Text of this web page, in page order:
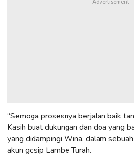
“Semoga prosesnya berjalan baik
Kasih buat dukungan dan doa yang
yang didampingi Wina, dalam
akun gosip Lambe Turah.